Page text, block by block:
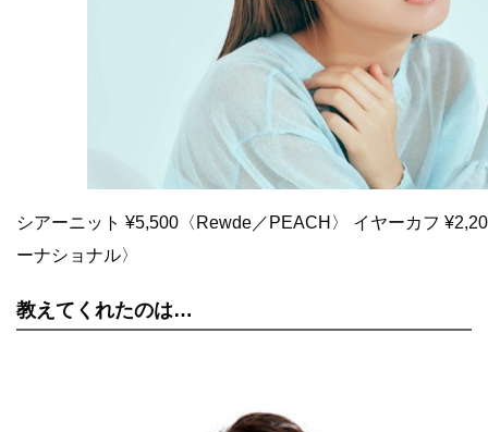
シアーニット ¥5,500〈Rewde／PEACH〉 イヤーカフ
ーナショナル〉
教えてくれたのは…